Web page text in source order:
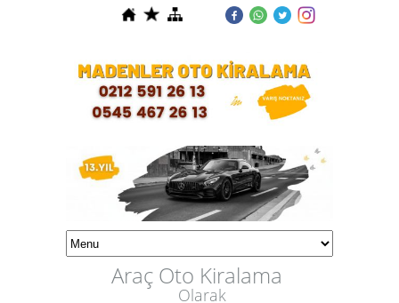
Araç Oto Kiralama
Olarak